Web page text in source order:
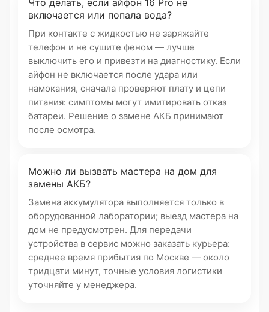
Что делать, если айфон 16 Pro не
включается или попала вода?
При контакте с жидкостью не заряжайте
телефон и не сушите феном — лучше
выключить его и привезти на диагностику. Если
айфон не включается после удара или
намокания, сначала проверяют плату и цепи
питания: симптомы могут имитировать отказ
батареи. Решение о замене АКБ принимают
после осмотра.
Можно ли вызвать мастера на дом для
замены АКБ?
Замена аккумулятора выполняется только в
оборудованной лаборатории; выезд мастера на
дом не предусмотрен. Для передачи
устройства в сервис можно заказать курьера:
среднее время прибытия по Москве — около
тридцати минут, точные условия логистики
уточняйте у менеджера.